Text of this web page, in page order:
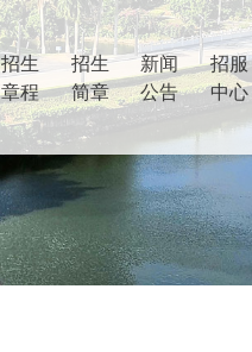
招生
章程
招生
简章
新闻
公告
招服
中心